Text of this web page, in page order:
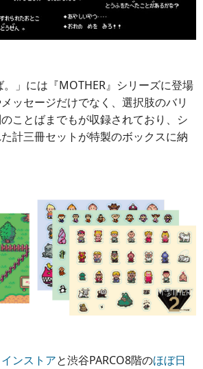
。」には『MOTHER』シリーズに登場
ッセージだけでなく、選択肢のバリ
ことばまでもが収録されており、シ
計三冊セットが特製のボックスに納
ンストアと渋谷PARCO8階のほぼ日